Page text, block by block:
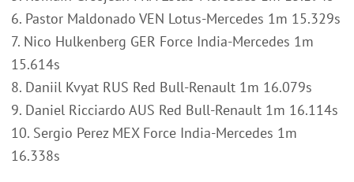
6. Pastor Maldonado VEN Lotus-Mercedes 1m 15.329s
7. Nico Hulkenberg GER Force India-Mercedes 1m
15.614s
8. Daniil Kvyat RUS Red Bull-Renault 1m 16.079s
9. Daniel Ricciardo AUS Red Bull-Renault 1m 16.114s
10. Sergio Perez MEX Force India-Mercedes 1m
16.338s